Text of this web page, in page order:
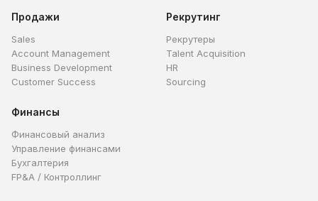
Продажи
Sales
Account Management
Business Development
Customer Success
Рекрутинг
Рекрутеры
Talent Acquisition
HR
Sourcing
Финансы
Финансовый анализ
Управление финансами
Бухгалтерия
FP&A / Контроллинг